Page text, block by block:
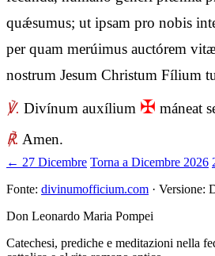
quǽsumus; ut ipsam pro nobis
per quam merúimus auctórem
nostrum Jesum Christum Fílium
℣. Divínum auxílium ✠ máneat
℟. Amen.
← 27 Dicembre Torna a Dicembre 2026
Fonte: divinumofficium.com · Versione:
Don Leonardo Maria Pompei
Catechesi, prediche e meditazioni nella